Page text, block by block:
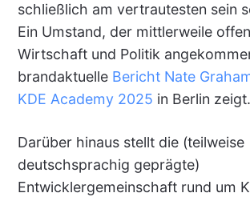
schließlich am vertrautesten sein
Ein Umstand, der mittlerweile
Wirtschaft und Politik
brandaktuelle Bericht Nate
KDE Academy 2025 in Berlin zeigt.
Darüber hinaus stellt die (teilweise
deutschsprachig geprägte)
Entwicklergemeinschaft rund um